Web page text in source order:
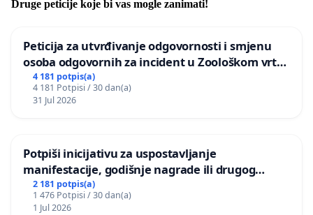
Druge peticije koje bi vas mogle zanimati!
Peticija za utvrđivanje odgovornosti i smjenu
osoba odgovornih za incident u Zoološkom vrtu
Grada Zagreba
4 181 potpis(a)
4 181 Potpisi / 30 dan(a)
31 Jul 2026
Potpiši inicijativu za uspostavljanje
manifestacije, godišnje nagrade ili drugog
javnog događaja „Edin Avdić“ u Sarajevu
2 181 potpis(a)
1 476 Potpisi / 30 dan(a)
1 Jul 2026